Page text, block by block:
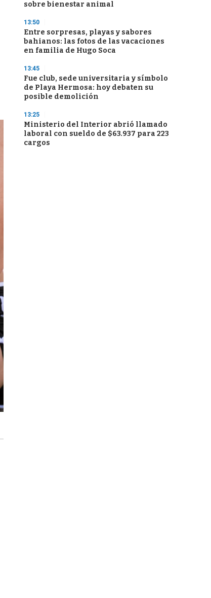
sobre bienestar animal
13:50
Entre sorpresas, playas y sabores
bahianos: las fotos de las vacaciones
en familia de Hugo Soca
13:45
Fue club, sede universitaria y símbolo
de Playa Hermosa: hoy debaten su
posible demolición
13:25
Ministerio del Interior abrió llamado
laboral con sueldo de $63.937 para 223
cargos